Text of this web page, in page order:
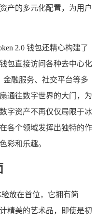
产的多元化配置，为用户
2.0 钱包还精心构建了
包直接访问各种去中心化
金融服务、社交平台等多
通往数字世界的大门，为
字资产不再仅仅局限于冰
各个领域发挥出独特的作
彩和乐趣。
放在首位，它拥有简
精美的艺术品，即使是初